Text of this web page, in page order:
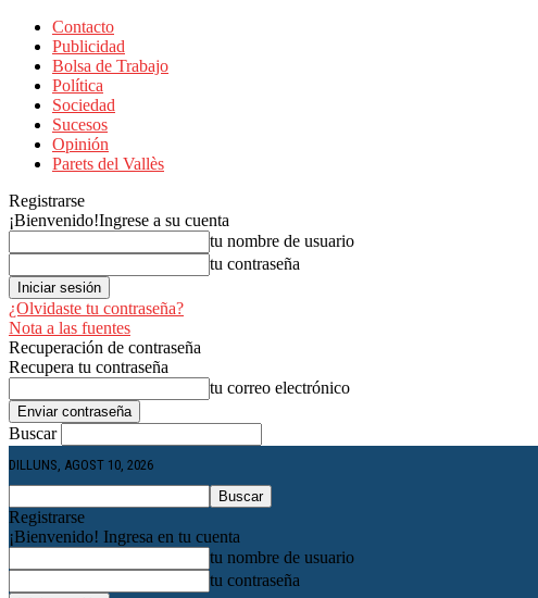
Contacto
Publicidad
Bolsa de Trabajo
Política
Sociedad
Sucesos
Opinión
Parets del Vallès
Registrarse
¡Bienvenido!Ingrese a su cuenta
tu nombre de usuario
tu contraseña
¿Olvidaste tu contraseña?
Nota a las fuentes
Recuperación de contraseña
Recupera tu contraseña
tu correo electrónico
Buscar
DILLUNS, AGOST 10, 2026
Registrarse
¡Bienvenido! Ingresa en tu cuenta
tu nombre de usuario
tu contraseña